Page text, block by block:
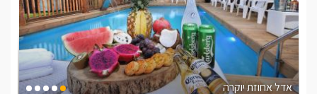
אדל אחוזת יוקרה